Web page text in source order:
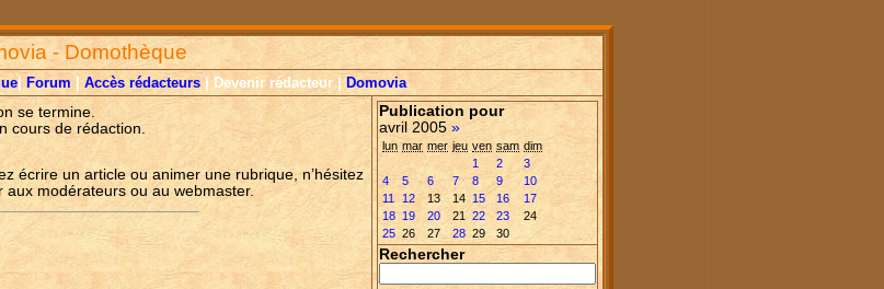
- Domothèque
Forum Accès rédacteurs | Devenir rédacteur |Domovia
se termine.
cours de rédaction.
écrire un article ou animer une rubrique, n’hésitez
modérateurs ou au webmaster.
Publication pour
avril 2005 »
lun mar mer jeu ven sam dim
1
2
3
4
5 6 7 8 9
10
11
12 13 14 15 16
17
18 19 20 21 22 23
24
25 26 27 28 29 30
Rechercher